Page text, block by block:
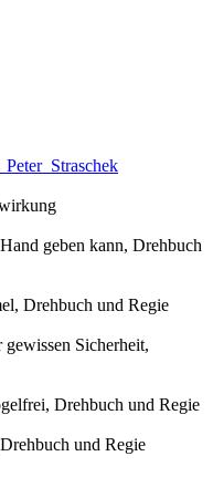
geben kann, Drehbuch
Drehbuch und Regie
Sicherheit,
Drehbuch und Regie
und Regie